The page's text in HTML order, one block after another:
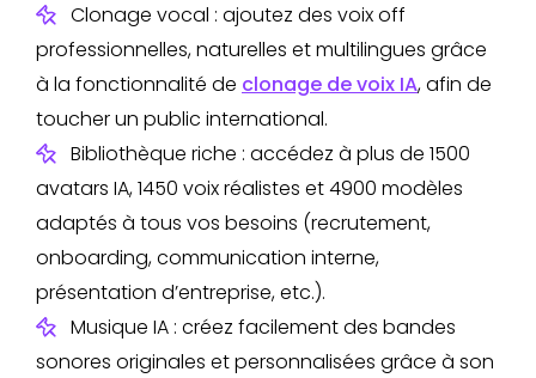
Clonage vocal : ajoutez des voix off
professionnelles, naturelles et multilingues grâce
à la fonctionnalité de clonage de voix IA, afin de
toucher un public international.
Bibliothèque riche : accédez à plus de 1500
avatars IA, 1450 voix réalistes et 4900 modèles
adaptés à tous vos besoins (recrutement,
onboarding, communication interne,
présentation d’entreprise, etc.).
Musique IA : créez facilement des bandes
sonores originales et personnalisées grâce à son